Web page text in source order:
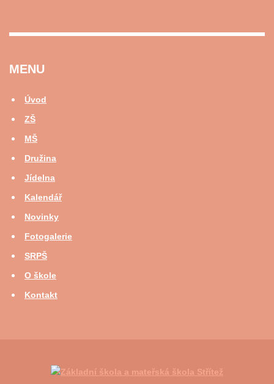
MENU
Úvod
ZŠ
MŠ
Družina
Jídelna
Kalendář
Novinky
Fotogalerie
SRPŠ
O škole
Kontakt